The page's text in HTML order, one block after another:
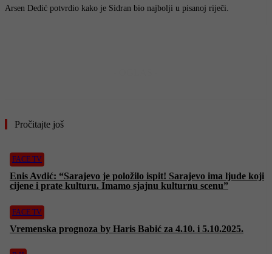
Arsen Dedić potvrdio kako je Sidran bio najbolji u pisanoj riječi.
Pročitajte još
FACE TV
Enis Avdić: “Sarajevo je položilo ispit! Sarajevo ima ljude koji
cijene i prate kulturu. Imamo sjajnu kulturnu scenu”
FACE TV
Vremenska prognoza by Haris Babić za 4.10. i 5.10.2025.